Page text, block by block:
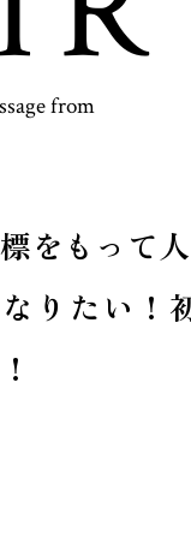
from
をもって
りたい！